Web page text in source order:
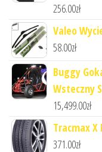
256.00zł
Valeo
58.00zł
Buggy
Wsteczny
15,499.00zł
Tracmax X
371.00zł